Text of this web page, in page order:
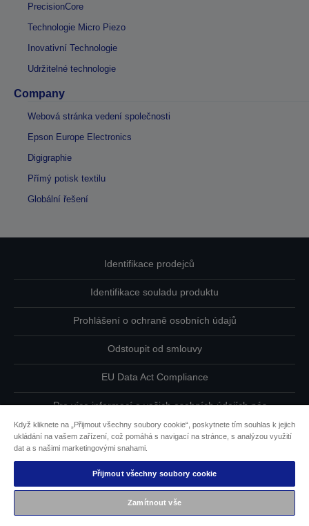
PrecisionCore
Technologie Micro Piezo
Inovativní Technologie
Udržitelné technologie
Company
Webová stránka vedení společnosti
Epson Europe Electronics
Digigraphie
Přímý potisk textilu
Globální řešení
Identifikace prodejců
Identifikace souladu produktu
Prohlášení o ochraně osobních údajů
Odstoupit od smlouvy
EU Data Act Compliance
Pro více informací o vašich osobních údajích nás
Informace o souborech cookie
Závazek usnadnění přístupu společnosti Epson
Copyright © 2026 Seiko Epson
Když kliknete na „Přijmout všechny soubory cookie“, poskytnete tím souhlas k jejich
ukládání na vašem zařízení, což pomáhá s navigací na stránce, s analýzou využití
dat a s našimi marketingovými snahami.
Přijmout všechny soubory cookie
Zamítnout vše